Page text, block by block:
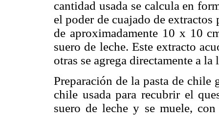
cantidad usada se calcula en
el poder de cuajado de extractos
de aproximadamente 10 x 10
suero de leche. Este extracto
otras se agrega directamente a la
Preparación de la pasta de chile
chile usada para recubrir el
suero de leche y se muele,